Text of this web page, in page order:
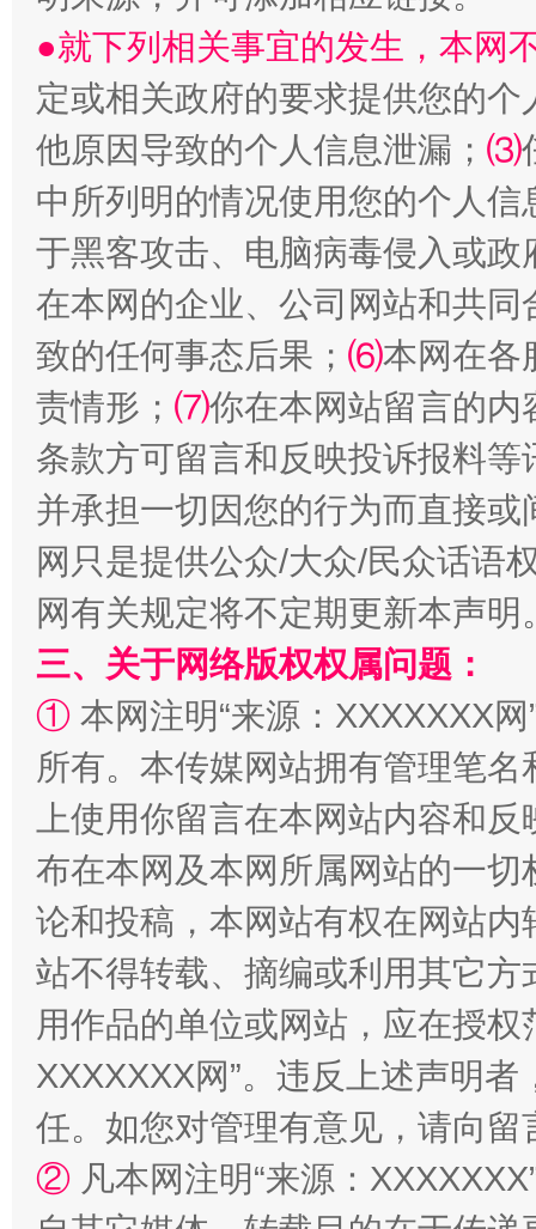
全民健身五年计划来了！等你上场
阿坝州三大球赛在茂县开幕
国家大学科技园优化重塑工作
●就下列相关事宜的发生，本网
定或相关政府的要求提供您的个
他原因导致的个人信息泄漏； ⑶
中所列明的情况使用您的个人
于黑客攻击、电脑病毒侵入或
在本网的企业、公司网站和共
致的任何事态后果； ⑹本网在各
责情形； ⑺你在本网站留言的内
条款方可留言和反映投诉报料
并承担一切因您的行为而直接
网只是提供公众/大众/民众话语
网有关规定将不定期更新本声明
三、关于网络版权权属问题：
① 本网注明“来源：XXXXXXX
所有。本传媒网站拥有管理笔
上使用你留言在本网站内容和
布在本网及本网所属网站的一
论和投稿，本网站有权在网站
站不得转载、摘编或利用其它
用作品的单位或网站，应在授
XXXXXXX网”。违反上述声明
任。如您对管理有意见，请向
② 凡本网注明“来源：